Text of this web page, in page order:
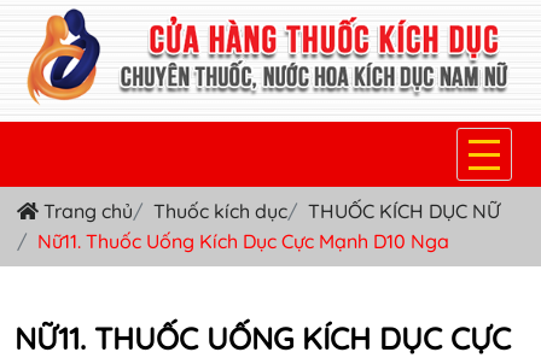
TRANG CHỦ
THUỐC KÍCH DỤC NỮ
THUỐC NƯỚC KÍCH DỤC NAM
Trang chủ Thuốc kích dục
THUỐC KÍCH DỤC NỮ
Nữ11. Thuốc Uống Kích Dục Cực Mạnh D10 Nga
NỮ11. THUỐC UỐNG KÍCH DỤC CỰC